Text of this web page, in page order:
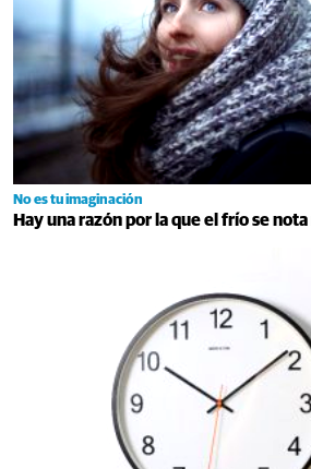
No es tu imaginación
Hay una razón por la que el frío se